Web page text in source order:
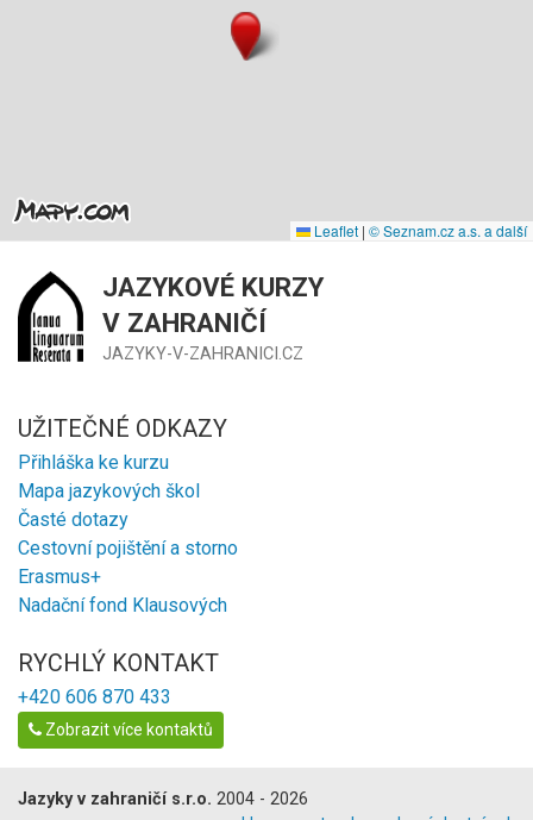
Leaflet | © Seznam.cz a.s. a další
JAZYKOVÉ KURZY
V ZAHRANIČÍ
JAZYKY-V-ZAHRANICI.CZ
UŽITEČNÉ ODKAZY
Přihláška ke kurzu
Mapa jazykových škol
Časté dotazy
Cestovní pojištění a storno
Erasmus+
Nadační fond Klausových
RYCHLÝ KONTAKT
+420 606 870 433
Zobrazit více kontaktů
Jazyky v zahraničí s.r.o. 2004 - 2026